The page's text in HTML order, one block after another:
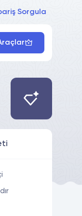
Sorgula